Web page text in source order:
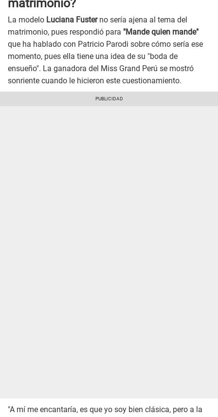
matrimonio?
La modelo Luciana Fuster no sería ajena al tema del
matrimonio, pues respondió para "Mande quien mande"
que ha hablado con Patricio Parodi sobre cómo sería ese
momento, pues ella tiene una idea de su "boda de
ensueño". La ganadora del Miss Grand Perú se mostró
sonriente cuando le hicieron este cuestionamiento.
"A mí me encantaría, es que yo soy bien clásica, pero a la